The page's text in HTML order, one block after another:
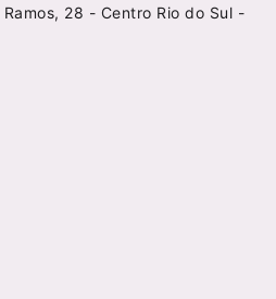
28 - Centro Rio do Sul -